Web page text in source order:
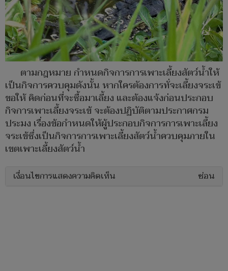
ตามกฎหมาย กำหนดกิจการการเพาะเลี้ยงสัตว์น้ำให้
เป็นกิจการควบคุมดังนั้น หากใครตัองการทั่จะเลี้ยงจระเข้
ขอให้ คิดก่อนที่จะซื้อมาเลี้ยง และต้องแจ้งก่อนประกอบ
กิจการเพาะเลี้ยงจระเข้ จะต้องปฏิบัติตามประกาศกรม
ประมง เรื่องข้อกำหนดให้ผู้ประกอบกิจการการเพาะเลี้ยง
จระเข้ซึ่งเป็นกิจการการเพาะเลี้ยงสัตว์น้ำควบคุมภายใน
เขตเพาะเลี้ยงสัตว์น้ำ
เงื่อนไขการแสดงความคิดเห็น ซ่อน